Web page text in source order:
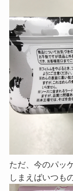
ただ、今のパッ
しまえばいつも